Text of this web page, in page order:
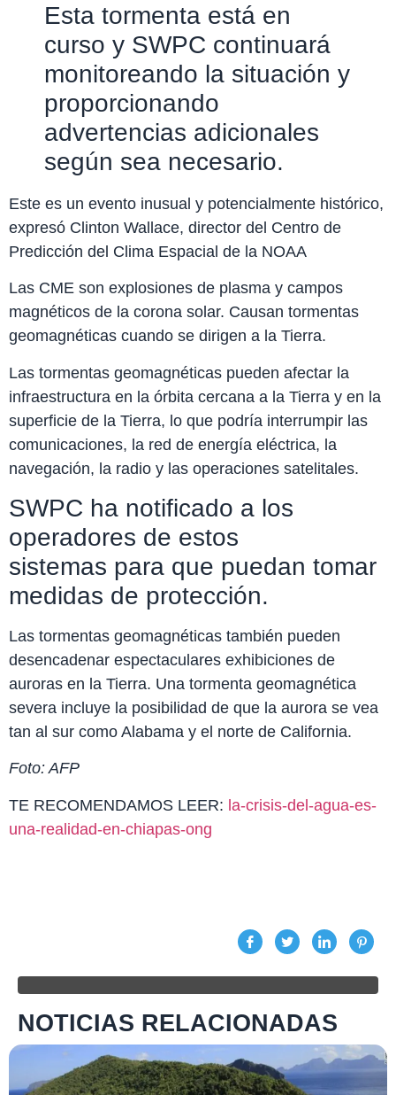
Esta tormenta está en
curso y SWPC continuará
monitoreando la situación y
proporcionando
advertencias adicionales
según sea necesario.
Este es un evento inusual y potencialmente histórico,
expresó Clinton Wallace, director del Centro de
Predicción del Clima Espacial de la NOAA
Las CME son explosiones de plasma y campos
magnéticos de la corona solar. Causan tormentas
geomagnéticas cuando se dirigen a la Tierra.
Las tormentas geomagnéticas pueden afectar la
infraestructura en la órbita cercana a la Tierra y en la
superficie de la Tierra, lo que podría interrumpir las
comunicaciones, la red de energía eléctrica, la
navegación, la radio y las operaciones satelitales.
SWPC ha notificado a los
operadores de estos
sistemas para que puedan tomar
medidas de protección.
Las tormentas geomagnéticas también pueden
desencadenar espectaculares exhibiciones de
auroras en la Tierra. Una tormenta geomagnética
severa incluye la posibilidad de que la aurora se vea
tan al sur como Alabama y el norte de California.
Foto: AFP
TE RECOMENDAMOS LEER: la-crisis-del-agua-es-
una-realidad-en-chiapas-ong
NOTICIAS RELACIONADAS